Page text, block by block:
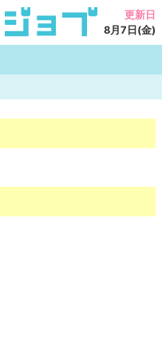
更新日
8月7日(金)